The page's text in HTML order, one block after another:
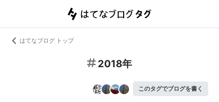
はてなブログ トップ
2018年
このタグでブログを書く